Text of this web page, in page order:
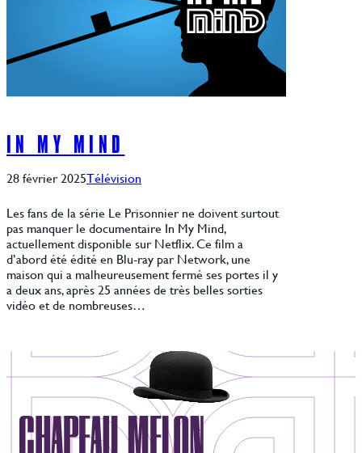
IN MY MIND
28 février 2025Télévision
Les fans de la série Le Prisonnier ne doivent surtout
pas manquer le documentaire In My Mind,
actuellement disponible sur Netflix. Ce film a
d’abord été édité en Blu-ray par Network, une
maison qui a malheureusement fermé ses portes il y
a deux ans, après 25 années de très belles sorties
vidéo et de nombreuses…